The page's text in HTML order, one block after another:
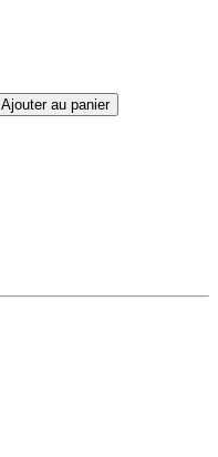
Ajouter au panier